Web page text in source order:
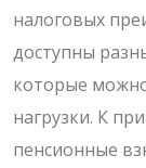
налоговых
доступны
которые
нагрузки. К
пенсионные